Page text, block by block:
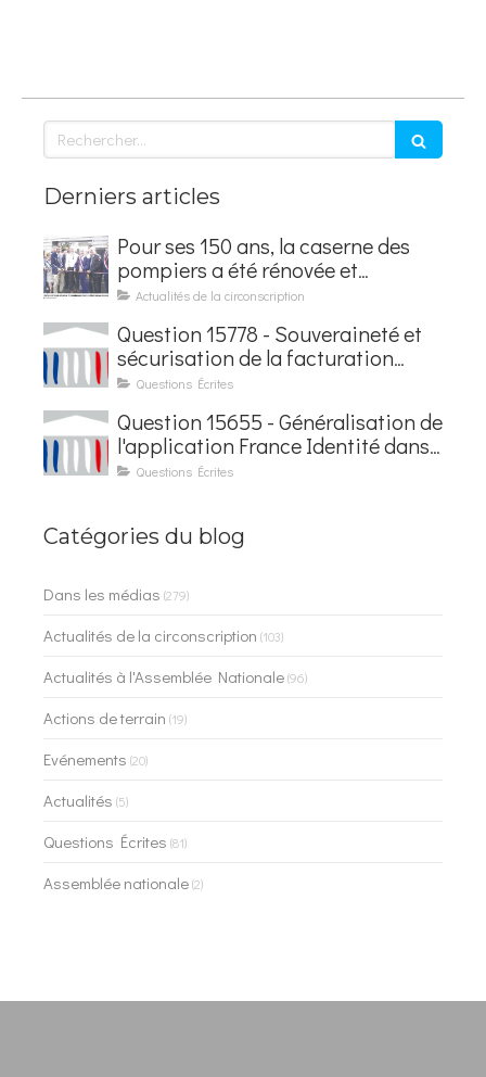
Rechercher
Derniers articles
Pour ses 150 ans, la caserne des
pompiers a été rénovée et
baptisée au nom d'Hubert
Actualités de la circonscription
Question 15778 - Souveraineté et
sécurisation de la facturation
électronique
Questions Écrites
Question 15655 - Généralisation de
l'application France Identité dans
les contrôles du quotidien
Questions Écrites
Catégories du blog
Dans les médias (279)
Actualités de la circonscription (103)
Actualités à l'Assemblée Nationale(96)
Actions de terrain (19)
Evénements (20)
Actualités (5)
Questions Écrites (81)
Assemblée nationale(2)